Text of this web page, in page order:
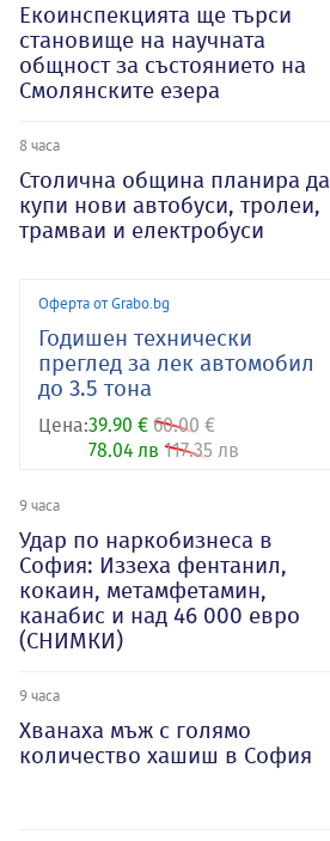
Екоинспекцията ще търси
становище на научната
общност за състоянието на
Смолянските езера
8 часа
Столична община планира да
купи нови автобуси, тролеи,
трамваи и електробуси
Оферта от Grabo.bg
Годишен технически
преглед за лек автомобил
до 3.5 тона
Цена:39.90 € 60.00 €
78.04 лв 117.35 лв
9 часа
Удар по наркобизнеса в
София: Иззеха фентанил,
кокаин, метамфетамин,
канабис и над 46 000 евро
(СНИМКИ)
9 часа
Хванаха мъж с голямо
количество хашиш в София